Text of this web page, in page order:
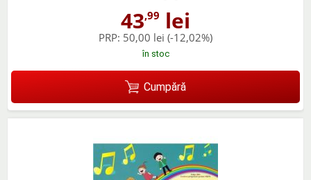
43,99 lei
PRP: 50,00 lei (-12,02%)
în stoc
Cumpără